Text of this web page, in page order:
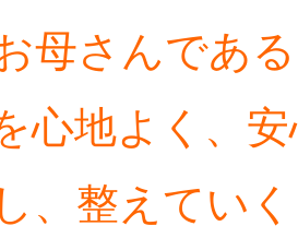
母さんであ
心地よく、
、整えてい